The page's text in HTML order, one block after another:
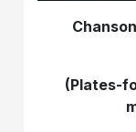
(Plates-